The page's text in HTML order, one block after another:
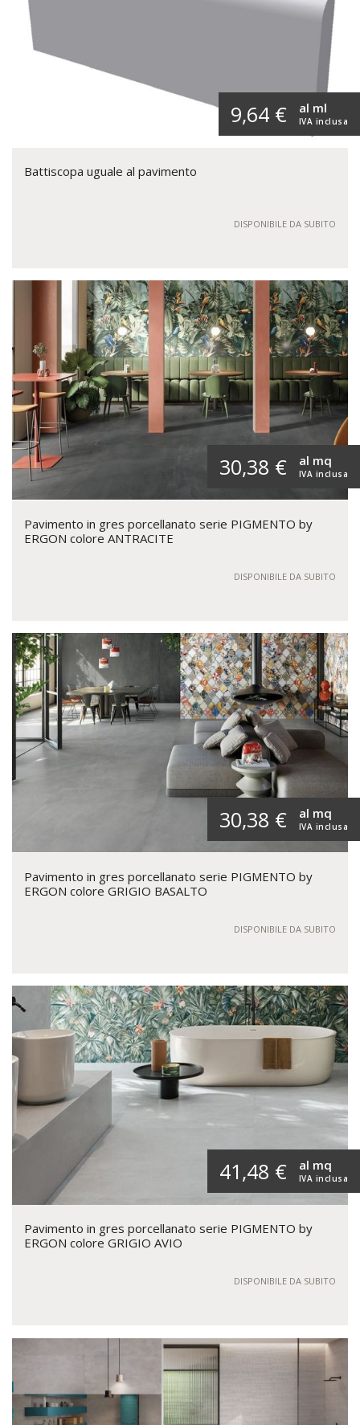
9,64 € IVA inclusa
al ml
Battiscopa uguale al pavimento
DISPONIBILE DA SUBITO
30,38 € IVA inclusa
al mq
Pavimento in gres porcellanato serie PIGMENTO by
ERGON colore ANTRACITE
DISPONIBILE DA SUBITO
30,38 € IVA inclusa
al mq
Pavimento in gres porcellanato serie PIGMENTO by
ERGON colore GRIGIO BASALTO
DISPONIBILE DA SUBITO
41,48 € IVA inclusa
al mq
Pavimento in gres porcellanato serie PIGMENTO by
ERGON colore GRIGIO AVIO
DISPONIBILE DA SUBITO